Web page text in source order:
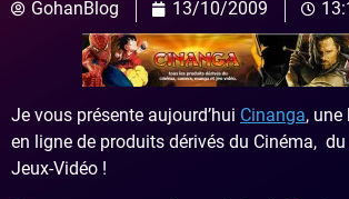
GohanBlog 13/10/2009
Je vous présente aujourd’hui Cinanga, une
en ligne de produits dérivés du Cinéma,
Jeux-Vidéo !